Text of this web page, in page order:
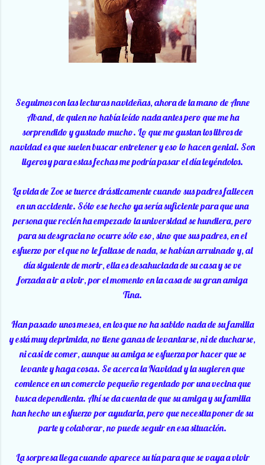
Seguimos con las lecturas navideñas, ahora de la mano de Anne
Aband, de quien no había leído nada antes pero que me ha
sorprendido y gustado mucho. Lo que me gustan los libros de
navidad es que suelen buscar entretener y eso lo hacen genial. Son
ligeros y para estas fechas me podría pasar el día leyéndolos.
La vida de Zoe se tuerce drásticamente cuando sus padres fallecen
en un accidente. Sólo ese hecho ya sería suficiente para que una
persona que recién ha empezado la universidad se hundiera, pero
para su desgracia no ocurre sólo eso, sino que sus padres, en el
esfuerzo por el que no le faltase de nada, se habían arruinado y, al
día siguiente de morir, ella es desahuciada de su casa y se ve
forzada a ir a vivir, por el momento en la casa de su gran amiga
Tina.
Han pasado unos meses, en los que no ha sabido nada de su familia
y está muy deprimida, no tiene ganas de levantarse, ni de ducharse,
ni casi de comer, aunque su amiga se esfuerza por hacer que se
levante y haga cosas. Se acerca la Navidad y la sugieren que
comience en un comercio pequeño regentado por una vecina que
busca dependienta. Ahí se da cuenta de que su amiga y su familia
han hecho un esfuerzo por ayudarla, pero que necesita poner de su
parte y colaborar, no puede seguir en esa situación.
La sorpresa llega cuando aparece su tía para que se vaya a vivir